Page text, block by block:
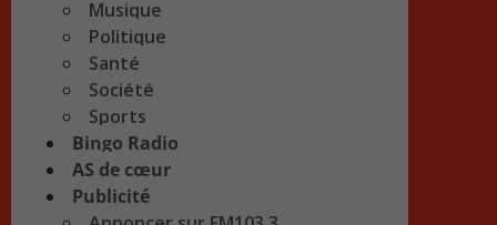
Musique
Politique
Santé
Société
Sports
Bingo Radio
AS de cœur
Publicité